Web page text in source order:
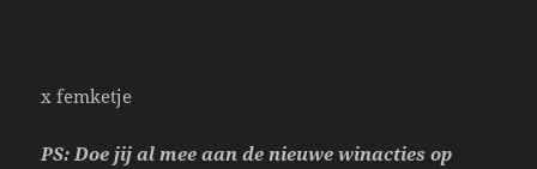
x femketje
PS: Doe jij al mee aan de nieuwe winacties op